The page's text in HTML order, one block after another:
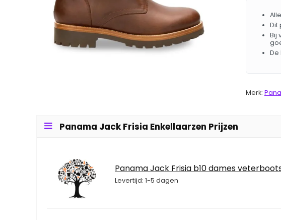
Dit
Bij
De
Merk:
Panama Jack Frisia Enkellaarzen Prijzen
Panama Jack Frisia b10 dames
Levertijd: 1-5 dagen